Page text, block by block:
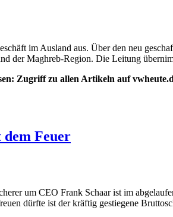
im Ausland aus. Über den neu
der Maghreb-Region. Die Leitung
Zugriff zu allen Artikeln auf
Feuer
um CEO Frank Schaar ist im
dürfte ist der kräftig gestiegene